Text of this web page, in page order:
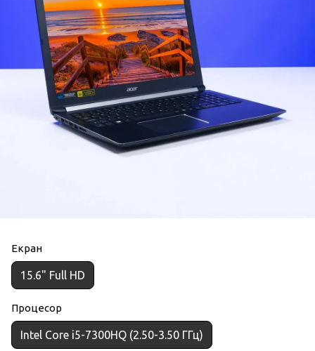
Екран
15.6" Full HD
Процесор
Intel Core i5-7300HQ (2.50-3.50 ГГц)